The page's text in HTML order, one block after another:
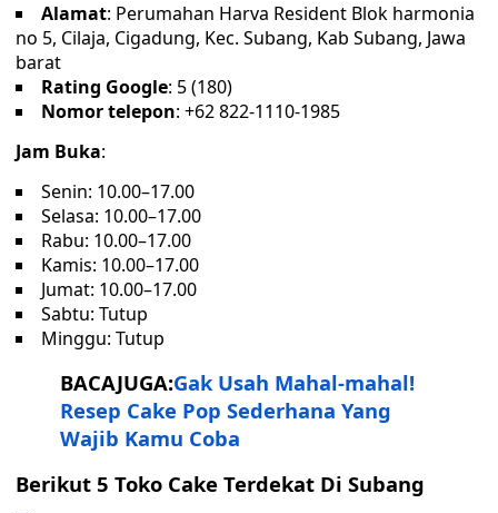
Alamat: Perumahan Harva Resident Blok harmonia
no 5, Cilaja, Cigadung, Kec. Subang, Kab Subang, Jawa
barat
Rating Google: 5 (180)
Nomor telepon: +62 822-1110-1985
Jam Buka:
Senin: 10.00–17.00
Selasa: 10.00–17.00
Rabu: 10.00–17.00
Kamis: 10.00–17.00
Jumat: 10.00–17.00
Sabtu: Tutup
Minggu: Tutup
BACAJUGA:Gak Usah Mahal-mahal!
Resep Cake Pop Sederhana Yang
Wajib Kamu Coba
Berikut 5 Toko Cake Terdekat Di Subang